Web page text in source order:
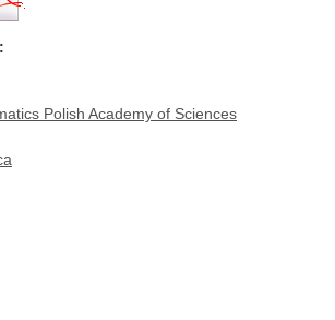
Polish Academy of Sciences